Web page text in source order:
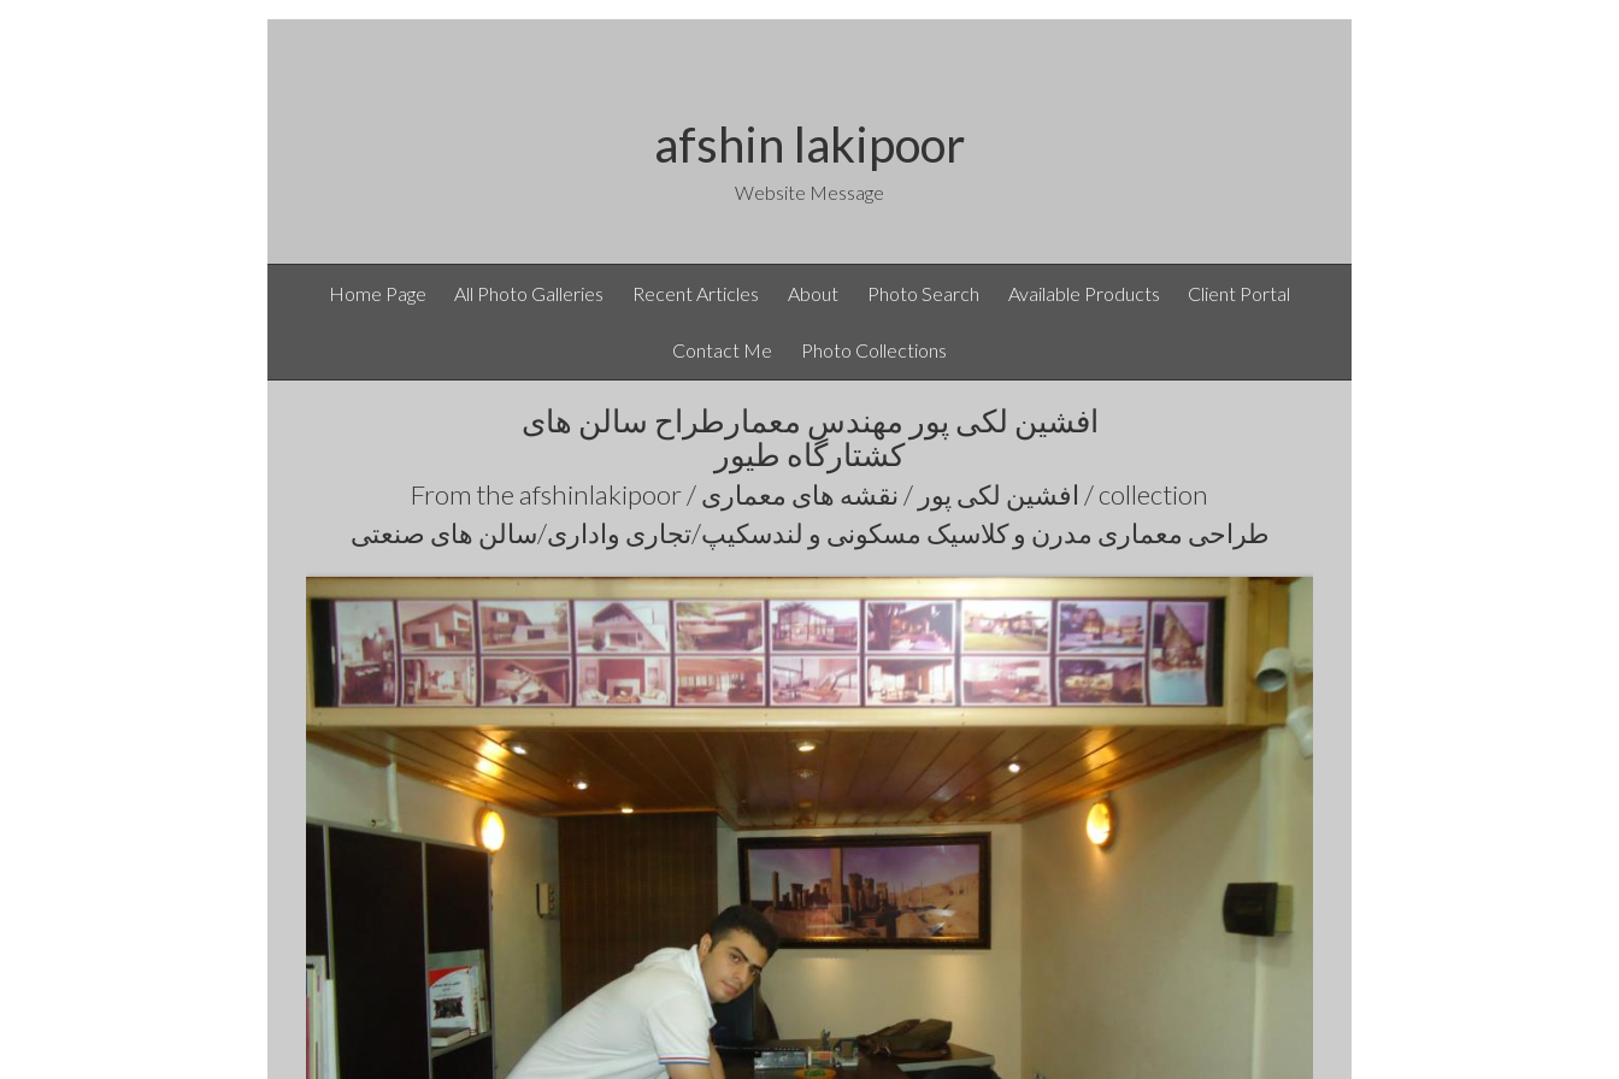
afshin lakipoor
Website Message
Home Page All Photo Galleries Recent Articles About Photo Search Available Products Client Portal
Contact Me Photo Collections
افشین لکی پور مهندس معمارطراح سالن های
کشتارگاه طیور
From the afshinlakipoor / افشین لکی پور / نقشه های معماری /collection
طراحی معماری مدرن و کلاسیک مسکونی و لندسکیپ/تجاری واداری/سالن های صنعتی